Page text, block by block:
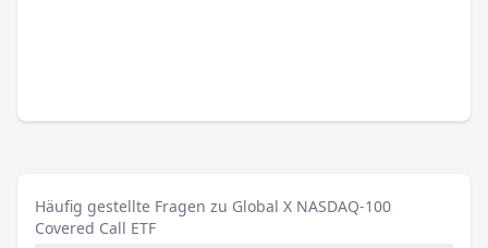
Häufig gestellte Fragen zu Global X NASDAQ-100
Covered Call ETF